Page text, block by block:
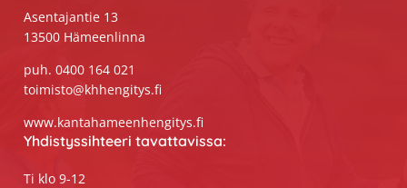
Asentajantie 13
13500 Hämeenlinna
puh. 0400 164 021
toimisto@khhengitys.fi
www.kantahameenhengitys.fi
Yhdistyssihteeri tavattavissa:
Ti klo 9-12